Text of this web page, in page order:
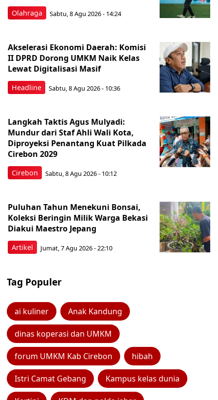
Olahraga Sabtu, 8 Agu 2026 - 14:24
Headline
Akselerasi Ekonomi Daerah: Komisi
II DPRD Dorong UMKM Naik Kelas
Lewat Digitalisasi Masif
Sabtu, 8 Agu 2026 - 10:36
Cirebon
Langkah Taktis Agus Mulyadi:
Mundur dari Staf Ahli Wali Kota,
Diproyeksi Penantang Kuat Pilkada
Cirebon 2029
Sabtu, 8 Agu 2026 - 10:12
Artikel
Puluhan Tahun Menekuni Bonsai,
Koleksi Beringin Milik Warga Bekasi
Diakui Maestro Jepang
Jumat, 7 Agu 2026 - 22:10
Tag Populer
ai kuliner Anak Kandung
dinas koperasi dan UMKM
forum UMKM Kab Cirebon hibah
Istri Camat Gebang Kampus kelas dunia